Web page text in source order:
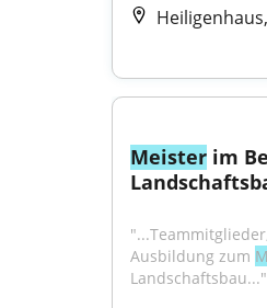
Meister im
Ausbildung zum
Landschaftsbau..."